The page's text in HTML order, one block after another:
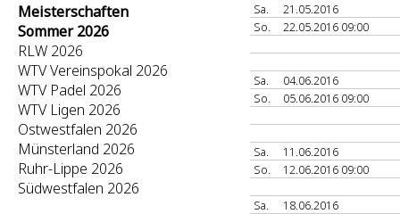
Meisterschaften
Sommer 2026
RLW 2026
WTV Vereinspokal 2026
WTV Padel 2026
WTV Ligen 2026
Ostwestfalen 2026
Münsterland 2026
Ruhr-Lippe 2026
Südwestfalen 2026
Sa.
21.05.2016
So.
22.05.2016 09:00
Sa.
04.06.2016
So.
05.06.2016 09:00
Sa.
11.06.2016
So.
12.06.2016 09:00
Sa.
18.06.2016